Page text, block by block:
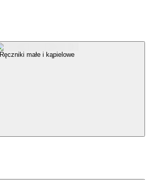
Ręczniki małe i kąpielowe